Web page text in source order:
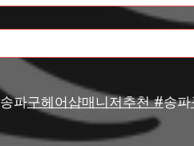
송파구헤어샵매니저추천 #송파